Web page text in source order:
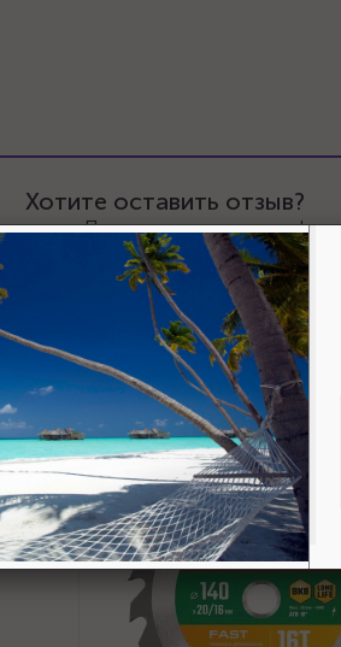
Хотите оставить отзыв?
Поставьте свою оценку!